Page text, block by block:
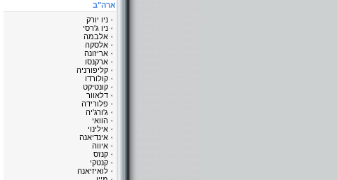
ארה"ב
ניו יורק
ניו ג'רסי
אלבמה
אלסקה
אריזונה
ארקנסו
קליפורניה
קולורדו
קונטיקט
דלאוור
פלורידה
ג'ורג'יה
הוואי
אילינוי
אינדיאנה
איווה
קנזס
קנטקי
לואיזיאנה